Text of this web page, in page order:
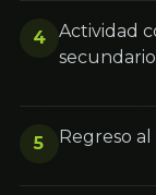
4
Actividad
secundario
5 Regreso